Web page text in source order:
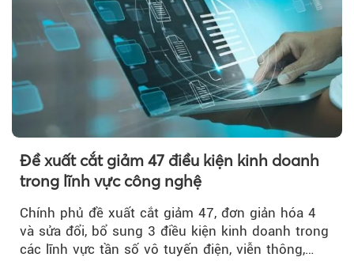
Đề xuất cắt giảm 47 điều kiện kinh doanh
trong lĩnh vực công nghệ
Chính phủ đề xuất cắt giảm 47, đơn giản hóa 4
và sửa đổi, bổ sung 3 điều kiện kinh doanh trong
các lĩnh vực tần số vô tuyến điện, viễn thông,